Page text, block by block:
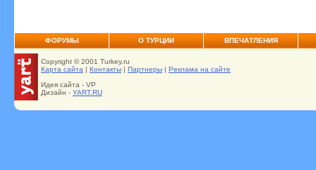
ФОРУМЫ О ТУРЦИИ ВПЕЧАТЛЕНИЯ
Copyright © 2001 Turkey.ru
Карта сайта | Контакты | Партнеры | Реклама на сайте
Идея сайта - VP
Дизайн - YART.RU